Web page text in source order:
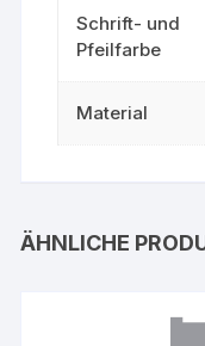
Schrift- und
Pfeilfarbe
Material
ÄHNLICHE